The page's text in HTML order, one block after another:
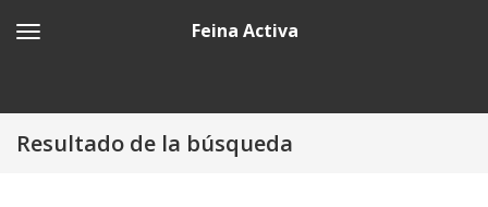
Feina Activa
Resultado de la búsqueda